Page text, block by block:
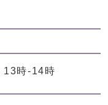
13時-14時